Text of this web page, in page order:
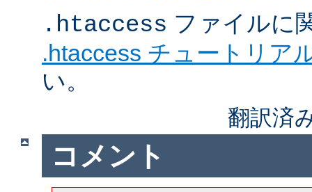
.htaccess ファイルに
.htaccess チュートリア
い。
翻訳済
コメント